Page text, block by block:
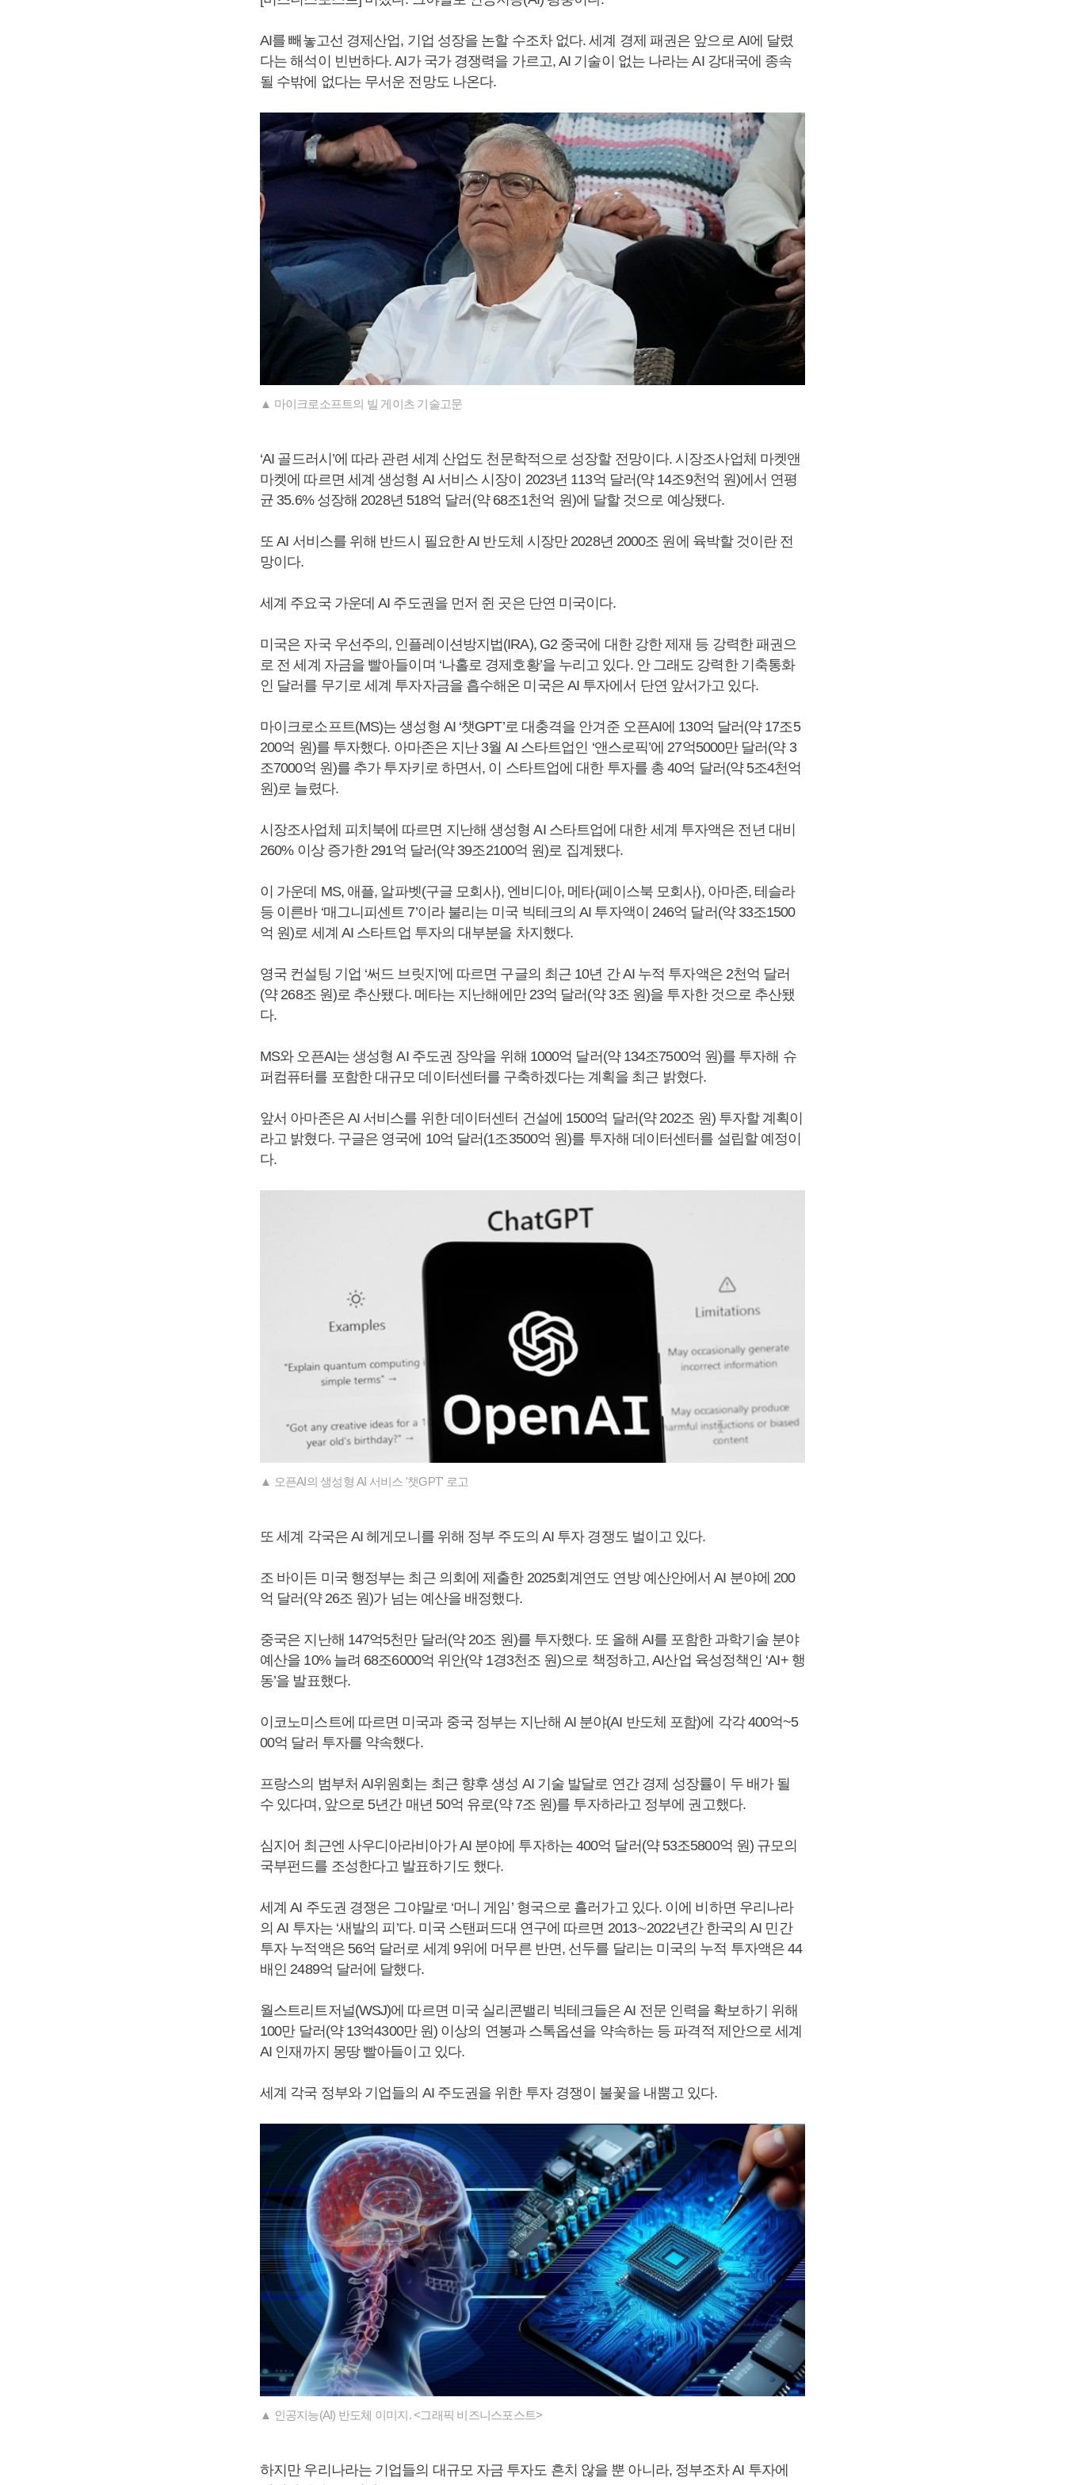
AI를 빼놓고선 경제산업, 기업 성장을 논할 수조차 없다. 세계 경제 패권은 앞으로 AI에 달렸
다는 해석이 빈번하다. AI가 국가 경쟁력을 가르고, AI 기술이 없는 나라는 AI 강대국에 종속
될 수밖에 없다는 무서운 전망도 나온다.
▲ 마이크로소프트의 빌 게이츠 기술고문
‘AI 골드러시’에 따라 관련 세계 산업도 천문학적으로 성장할 전망이다. 시장조사업체 마켓앤
마켓에 따르면 세계 생성형 AI 서비스 시장이 2023년 113억 달러(약 14조9천억 원)에서 연평
균 35.6% 성장해 2028년 518억 달러(약 68조1천억 원)에 달할 것으로 예상됐다.
또 AI 서비스를 위해 반드시 필요한 AI 반도체 시장만 2028년 2000조 원에 육박할 것이란 전
망이다.
세계 주요국 가운데 AI 주도권을 먼저 쥔 곳은 단연 미국이다.
미국은 자국 우선주의, 인플레이션방지법(IRA), G2 중국에 대한 강한 제재 등 강력한 패권으
로 전 세계 자금을 빨아들이며 ‘나홀로 경제호황’을 누리고 있다. 안 그래도 강력한 기축통화
인 달러를 무기로 세계 투자자금을 흡수해온 미국은 AI 투자에서 단연 앞서가고 있다.
마이크로소프트(MS)는 생성형 AI ‘챗GPT’로 대충격을 안겨준 오픈AI에 130억 달러(약 17조5
200억 원)를 투자했다. 아마존은 지난 3월 AI 스타트업인 ‘앤스로픽’에 27억5000만 달러(약 3
조7000억 원)를 추가 투자키로 하면서, 이 스타트업에 대한 투자를 총 40억 달러(약 5조4천억
원)로 늘렸다.
시장조사업체 피치북에 따르면 지난해 생성형 AI 스타트업에 대한 세계 투자액은 전년 대비
260% 이상 증가한 291억 달러(약 39조2100억 원)로 집계됐다.
이 가운데 MS, 애플, 알파벳(구글 모회사), 엔비디아, 메타(페이스북 모회사), 아마존, 테슬라
등 이른바 ‘매그니피센트 7’이라 불리는 미국 빅테크의 AI 투자액이 246억 달러(약 33조1500
억 원)로 세계 AI 스타트업 투자의 대부분을 차지했다.
영국 컨설팅 기업 ‘써드 브릿지'에 따르면 구글의 최근 10년 간 AI 누적 투자액은 2천억 달러
(약 268조 원)로 추산됐다. 메타는 지난해에만 23억 달러(약 3조 원)을 투자한 것으로 추산됐
다.
MS와 오픈AI는 생성형 AI 주도권 장악을 위해 1000억 달러(약 134조7500억 원)를 투자해 슈
퍼컴퓨터를 포함한 대규모 데이터센터를 구축하겠다는 계획을 최근 밝혔다.
앞서 아마존은 AI 서비스를 위한 데이터센터 건설에 1500억 달러(약 202조 원) 투자할 계획이
라고 밝혔다. 구글은 영국에 10억 달러(1조3500억 원)를 투자해 데이터센터를 설립할 예정이
다.
▲ 오픈AI의 생성형 AI 서비스 '챗GPT' 로고
또 세계 각국은 AI 헤게모니를 위해 정부 주도의 AI 투자 경쟁도 벌이고 있다.
조 바이든 미국 행정부는 최근 의회에 제출한 2025회계연도 연방 예산안에서 AI 분야에 200
억 달러(약 26조 원)가 넘는 예산을 배정했다.
중국은 지난해 147억5천만 달러(약 20조 원)를 투자했다. 또 올해 AI를 포함한 과학기술 분야
예산을 10% 늘려 68조6000억 위안(약 1경3천조 원)으로 책정하고, AI산업 육성정책인 ‘AI+ 행
동’을 발표했다.
이코노미스트에 따르면 미국과 중국 정부는 지난해 AI 분야(AI 반도체 포함)에 각각 400억~5
00억 달러 투자를 약속했다.
프랑스의 범부처 AI위원회는 최근 향후 생성 AI 기술 발달로 연간 경제 성장률이 두 배가 될
수 있다며, 앞으로 5년간 매년 50억 유로(약 7조 원)를 투자하라고 정부에 권고했다.
심지어 최근엔 사우디아라비아가 AI 분야에 투자하는 400억 달러(약 53조5800억 원) 규모의
국부펀드를 조성한다고 발표하기도 했다.
세계 AI 주도권 경쟁은 그야말로 ‘머니 게임’ 형국으로 흘러가고 있다. 이에 비하면 우리나라
의 AI 투자는 ‘새발의 피’다. 미국 스탠퍼드대 연구에 따르면 2013∼2022년간 한국의 AI 민간
투자 누적액은 56억 달러로 세계 9위에 머무른 반면, 선두를 달리는 미국의 누적 투자액은 44
배인 2489억 달러에 달했다.
월스트리트저널(WSJ)에 따르면 미국 실리콘밸리 빅테크들은 AI 전문 인력을 확보하기 위해
100만 달러(약 13억4300만 원) 이상의 연봉과 스톡옵션을 약속하는 등 파격적 제안으로 세계
AI 인재까지 몽땅 빨아들이고 있다.
세계 각국 정부와 기업들의 AI 주도권을 위한 투자 경쟁이 불꽃을 내뿜고 있다.
▲ 인공지능(AI) 반도체 이미지. <그래픽 비즈니스포스트>
하지만 우리나라는 기업들의 대규모 자금 투자도 흔치 않을 뿐 아니라, 정부조차 AI 투자에